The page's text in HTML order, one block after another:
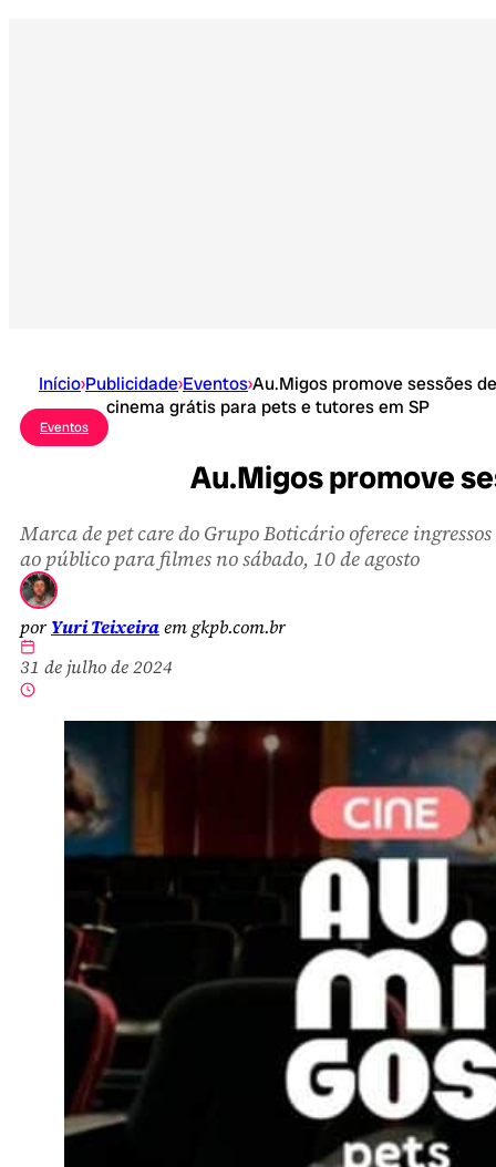
Início›Publicidade›Eventos›Au.Migos promove sessões de
cinema grátis para pets e tutores em SP
Eventos
Au.Migos promove
Marca de pet care do Grupo Boticário oferece ingressos
ao público para filmes no sábado, 10 de agosto
por Yuri Teixeiraem gkpb.com.br
31 de julho de 2024